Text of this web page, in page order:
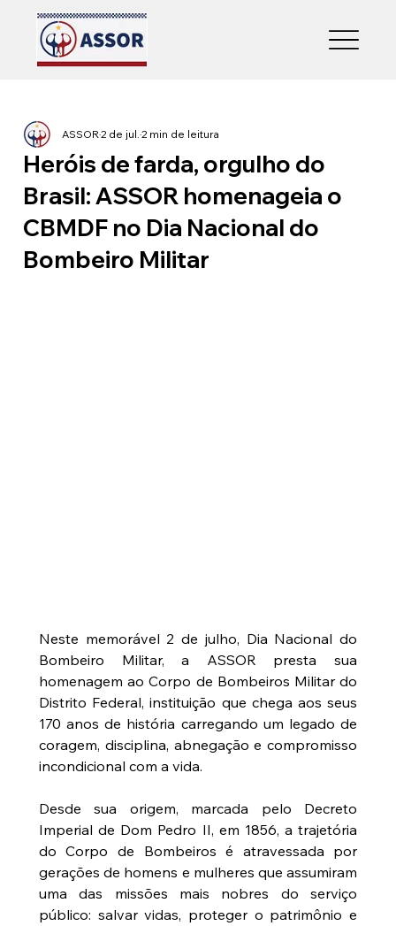
Heróis de farda, orgulho do
Brasil: ASSOR homenageia o
CBMDF no Dia Nacional do
Bombeiro Militar
ASSOR2 de jul. 2 min de leitura
Neste memorável 2 de julho, Dia Nacional do
Bombeiro Militar, a ASSOR presta sua
homenagem ao Corpo de Bombeiros Militar do
Distrito Federal, instituição que chega aos seus
170 anos de história carregando um legado de
coragem, disciplina, abnegação e compromisso
incondicional com a vida.
Desde sua origem, marcada pelo Decreto
Imperial de Dom Pedro II, em 1856, a trajetória
do Corpo de Bombeiros é atravessada por
gerações de homens e mulheres que assumiram
uma das missões mais nobres do serviço
público: salvar vidas, proteger o patrimônio e